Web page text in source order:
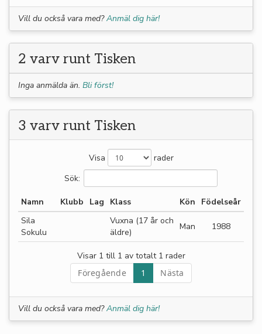
Vill du också vara med?Anmäl dig här!
2 varv runt Tisken
Inga anmälda än. Bli först!
3 varv runt Tisken
Visa
rader
Sök:
Namn Klubb Lag Klass Kön
Födelseår
Sila
Sokulu
Vuxna (17 år och
äldre)
Man 1988
Visar 1 till 1 av totalt 1 rader
Föregående
1 Nästa
Vill du också vara med?Anmäl dig här!